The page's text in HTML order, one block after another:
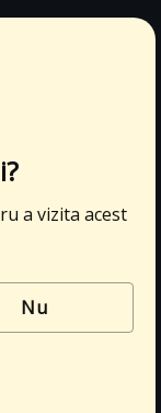
a vizita acest
Nu